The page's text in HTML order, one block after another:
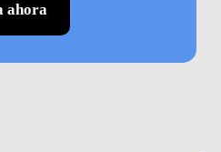
ahora